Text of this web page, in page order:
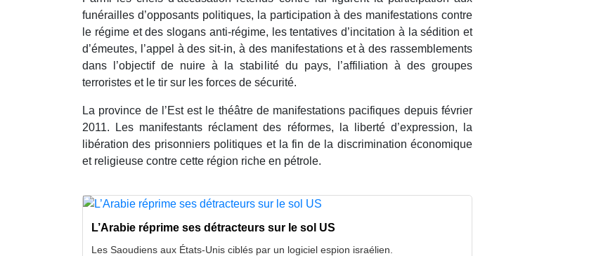
funérailles d’opposants politiques, la participation à des manifestations contre
le régime et des slogans anti-régime, les tentatives d’incitation à la sédition et
d’émeutes, l’appel à des sit-in, à des manifestations et à des rassemblements
dans l’objectif de nuire à la stabilité du pays, l’affiliation à des groupes
terroristes et le tir sur les forces de sécurité.
La province de l’Est est le théâtre de manifestations pacifiques depuis février
2011. Les manifestants réclament des réformes, la liberté d’expression, la
libération des prisonniers politiques et la fin de la discrimination économique
et religieuse contre cette région riche en pétrole.
L’Arabie réprime ses détracteurs sur le sol US
Les Saoudiens aux États-Unis ciblés par un logiciel espion israélien.